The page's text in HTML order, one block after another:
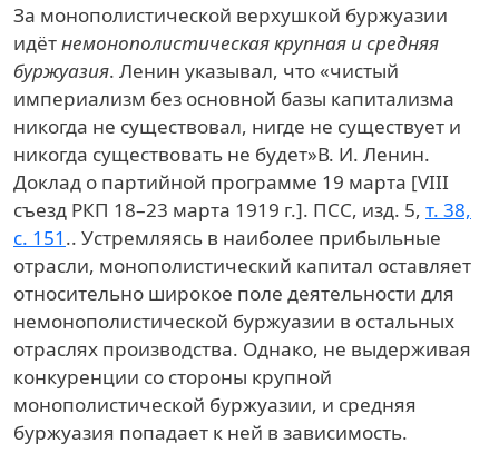
За монополистической верхушкой буржуазии
идётнемонополистическая крупная и средняя
буржуазия. Ленин указывал, что «чистый
империализм без основной базы капитализма
никогда не существовал, нигде не существует и
никогда существовать не будет»В. И. Ленин.
Доклад о партийной программе 19 марта [VIII
съезд РКП 18–23 марта 1919 г.]. ПСС, изд. 5, т. 38,
с. 151 .. Устремляясь в наиболее прибыльные
отрасли, монополистический капитал оставляет
относительно широкое поле деятельности для
немонополистической буржуазии в остальных
отраслях производства. Однако, не выдерживая
конкуренции со стороны крупной
монополистической буржуазии, и средняя
буржуазия попадает к ней в зависимость.